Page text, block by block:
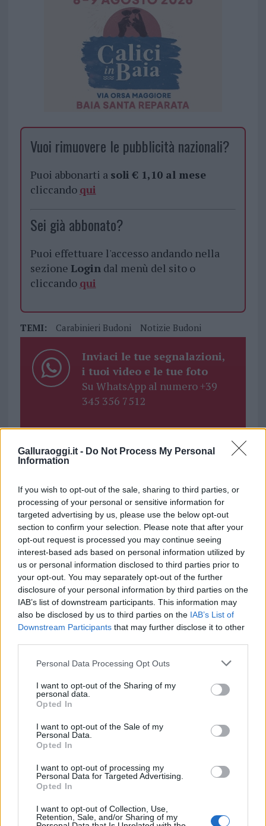
Galluraoggi.it - Do Not Process My Personal
Information
If you wish to opt-out of the sale, sharing to third parties, or
processing of your personal or sensitive information for
targeted advertising by us, please use the below opt-out
section to confirm your selection. Please note that after your
opt-out request is processed you may continue seeing
interest-based ads based on personal information utilized by
us or personal information disclosed to third parties prior to
your opt-out. You may separately opt-out of the further
disclosure of your personal information by third parties on the
IAB’s list of downstream participants. This information may
also be disclosed by us to third parties on the IAB’s List of
Downstream Participants that may further disclose it to other
Please note that this website/app uses one or more Google
not limited to your visit or usage behaviour. You may click to
grant or deny consent to Google and its third-party tags to
use your data for below specified purposes in below Google
consent section.
Personal Data Processing Opt Outs
I want to opt-out of the Sharing of my
personal data.
Opted In
I want to opt-out of the Sale of my
Personal Data.
Opted In
I want to opt-out of processing my
Personal Data for Targeted Advertising.
Opted In
I want to opt-out of Collection, Use,
Retention, Sale, and/or Sharing of my
Vuoi rimuovere le pubblicità nazionali?
Puoi abbonarti a soli € 1,10 al mese
cliccando qui
Sei già abbonato?
Puoi effettuare l'accesso andando nella
sezione Logindal menù del sito o
cliccando qui
TEMI: Carabinieri Budoni Notizie Budoni
Inviaci le tue segnalazioni,
i tuoi video e le tue foto
Su WhatsApp al numero +39
345 356 7512
Notizie in tempo reale?
GalluraOggi.it
Ricevi le nostre ultime news
daGoogle News
Condividi l'articolo
F
a
ce
b
o
k
T
w
it
te
r
Pi
n
te
re
st
W
h
s
p
S
h
re
NOTIZIE RECENTI
Sangue, musica e solidarietà con Avis Olbia al
Delta Center